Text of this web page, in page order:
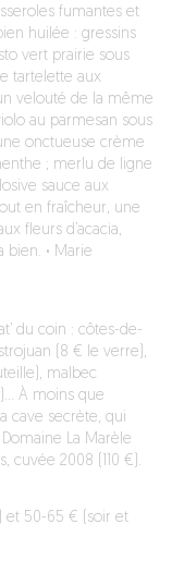
fumantes et
huilée : gressins
vert prairie sous
tartelette aux
velouté de la même
au parmesan sous
onctueuse crème
; merlu de ligne
sauce aux
en fraîcheur, une
fleurs d’acacia,
bien. · Marie
du coin : côtes-de-
(8 € le verre),
malbec
À moins que
cave secrète, qui
La Marèle
cuvée 2008 (110 €).
50-65 € (soir et